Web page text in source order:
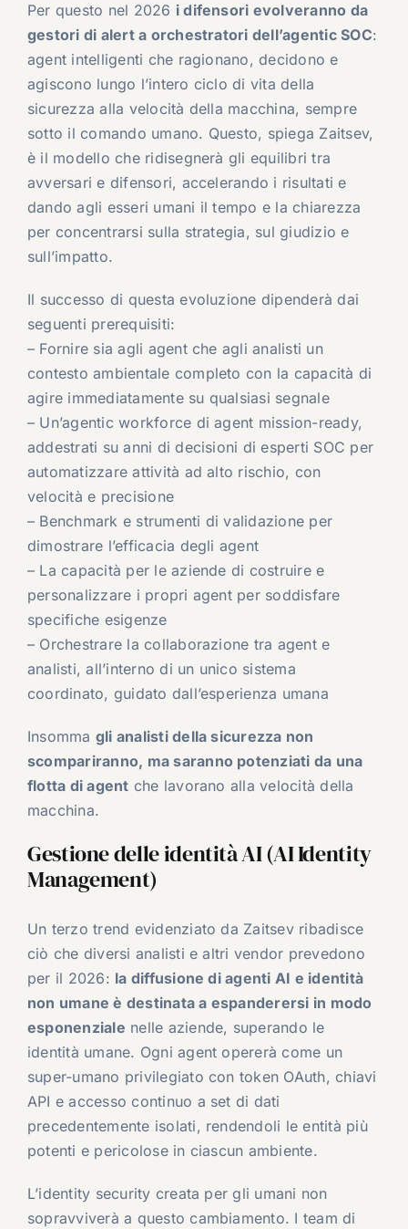
Per questo nel 2026 i difensori evolveranno da
gestori di alert a orchestratori dell’agentic SOC:
agent intelligenti che ragionano, decidono e
agiscono lungo l’intero ciclo di vita della
sicurezza alla velocità della macchina, sempre
sotto il comando umano. Questo, spiega Zaitsev,
è il modello che ridisegnerà gli equilibri tra
avversari e difensori, accelerando i risultati e
dando agli esseri umani il tempo e la chiarezza
per concentrarsi sulla strategia, sul giudizio e
sull’impatto.
Il successo di questa evoluzione dipenderà dai
seguenti prerequisiti:
– Fornire sia agli agent che agli analisti un
contesto ambientale completo con la capacità di
agire immediatamente su qualsiasi segnale
– Un’agentic workforce di agent mission-ready,
addestrati su anni di decisioni di esperti SOC per
automatizzare attività ad alto rischio, con
velocità e precisione
– Benchmark e strumenti di validazione per
dimostrare l’efficacia degli agent
– La capacità per le aziende di costruire e
personalizzare i propri agent per soddisfare
specifiche esigenze
– Orchestrare la collaborazione tra agent e
analisti, all’interno di un unico sistema
coordinato, guidato dall’esperienza umana
Insomma gli analisti della sicurezza non
scompariranno, ma saranno potenziati da una
flotta di agent che lavorano alla velocità della
macchina.
Gestione delle identità AI (AI Identity
Management)
Un terzo trend evidenziato da Zaitsev ribadisce
ciò che diversi analisti e altri vendor prevedono
per il 2026: la diffusione di agenti AI e identità
non umane è destinata a espanderersi in modo
esponenziale nelle aziende, superando le
identità umane. Ogni agent opererà come un
super-umano privilegiato con token OAuth, chiavi
API e accesso continuo a set di dati
precedentemente isolati, rendendoli le entità più
potenti e pericolose in ciascun ambiente.
L’identity security creata per gli umani non
sopravviverà a questo cambiamento. I team di